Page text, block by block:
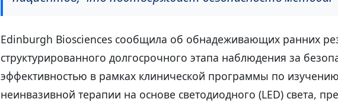
Edinburgh Biosciences сообщила об обнадеживающих ранних
структурированного долгосрочного этапа наблюдения за
эффективностью в рамках клинической программы по
неинвазивной терапии на основе светодиодного (LED) света,